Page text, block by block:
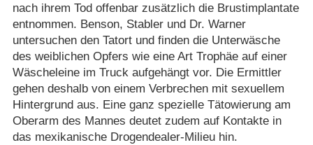
nach ihrem Tod offenbar zusätzlich die Brustimplantate
entnommen. Benson, Stabler und Dr. Warner
untersuchen den Tatort und finden die Unterwäsche
des weiblichen Opfers wie eine Art Trophäe auf einer
Wäscheleine im Truck aufgehängt vor. Die Ermittler
gehen deshalb von einem Verbrechen mit sexuellem
Hintergrund aus. Eine ganz spezielle Tätowierung am
Oberarm des Mannes deutet zudem auf Kontakte in
das mexikanische Drogendealer-Milieu hin.